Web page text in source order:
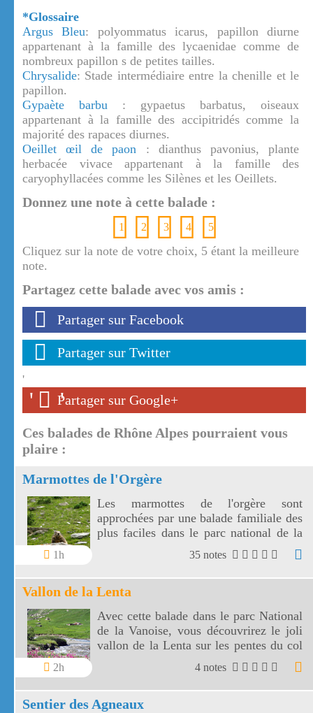
*Glossaire
Argus Bleu: polyommatus icarus, papillon diurne
appartenant à la famille des lycaenidae comme de
nombreux papillon s de petites tailles.
Chrysalide: Stade intermédiaire entre la chenille et le
papillon.
Gypaète barbu : gypaetus barbatus, oiseaux
appartenant à la famille des accipitridés comme la
majorité des rapaces diurnes.
Oeillet œil de paon : dianthus pavonius, plante
herbacée vivace appartenant à la famille des
caryophyllacées comme les Silènes et les Oeillets.
Donnez une note à cette balade :
1 2 3 4 5
Cliquez sur la note de votre choix, 5 étant la meilleure
note.
Partagez cette balade avec vos amis :
Partager sur Facebook
Partager sur Twitter
'
' '
Partager sur Google+
Ces balades de Rhône Alpes pourraient vous
plaire :
Marmottes de l'Orgère
1h
Les marmottes de l'orgère sont
approchées par une balade familiale des
plus faciles dans le parc national de la
Vanoise. Les marmottes de l'Orgère sont
visibles au fond d'un vallon juste en
dessous des 2000 m d'altitude.
35 notes
Vallon de la Lenta
2h
Avec cette balade dans le parc National
de la Vanoise, vous découvrirez le joli
vallon de la Lenta sur les pentes du col
de l'Iseran. Le vallon de la Lenta fait
face au glacier des Evettes et à la vallée
de l'Arc. Le col de l'Iseran est le plus
haut de France.
4 notes
Sentier des Agneaux